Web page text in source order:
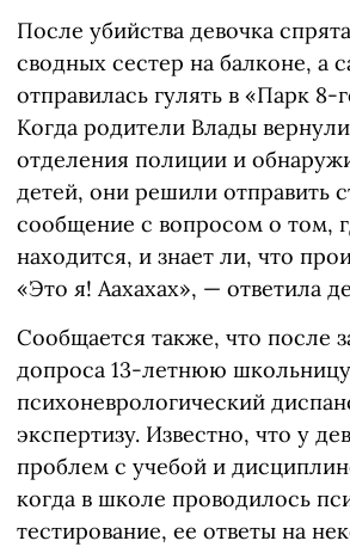
После убийства девочка
сводных сестер на балконе, а
отправилась гулять в «Парк 8-
Когда родители Влады
отделения полиции и
детей, они решили отправить
сообщение с вопросом о том,
находится, и знает ли, что
«Это я! Аахахах», — ответила
Сообщается также, что после
допроса 13-летнюю
психоневрологический
экспертизу. Известно, что у
проблем с учебой и
когда в школе проводилось
тестирование, ее ответы на